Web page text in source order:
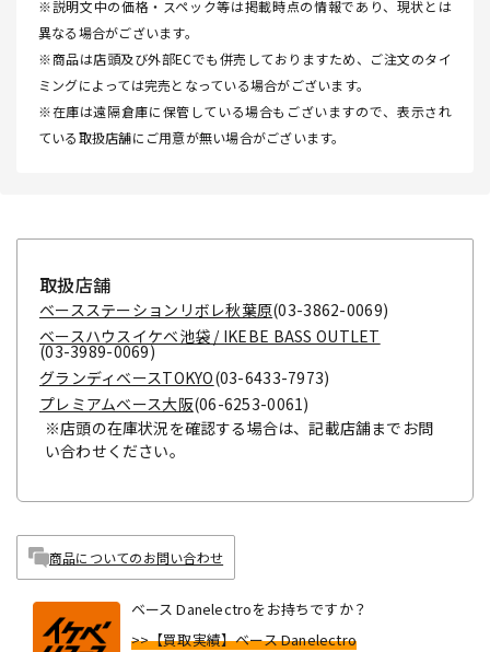
※説明文中の価格・スペック等は掲載時点の情報であり、現状とは
異なる場合がございます。
※商品は店頭及び外部ECでも併売しておりますため、ご注文のタイ
ミングによっては完売となっている場合がございます。
※在庫は遠隔倉庫に保管している場合もございますので、表示され
ている取扱店舗にご用意が無い場合がございます。
取扱店舗
ベースステーションリボレ秋葉原(03-3862-0069)
ベースハウスイケベ池袋 / IKEBE BASS OUTLET
(03-3989-0069)
グランディベースTOKYO(03-6433-7973)
プレミアムベース大阪(06-6253-0061)
※店頭の在庫状況を確認する場合は、記載店舗までお問
い合わせください。
商品についてのお問い合わせ
ベース Danelectroをお持ちですか？
>>【買取実績】ベース Danelectro